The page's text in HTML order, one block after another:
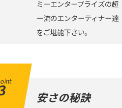
ミーエンタープライズの超
一流のエンターティナー達
をご堪能下さい。
安さの秘訣